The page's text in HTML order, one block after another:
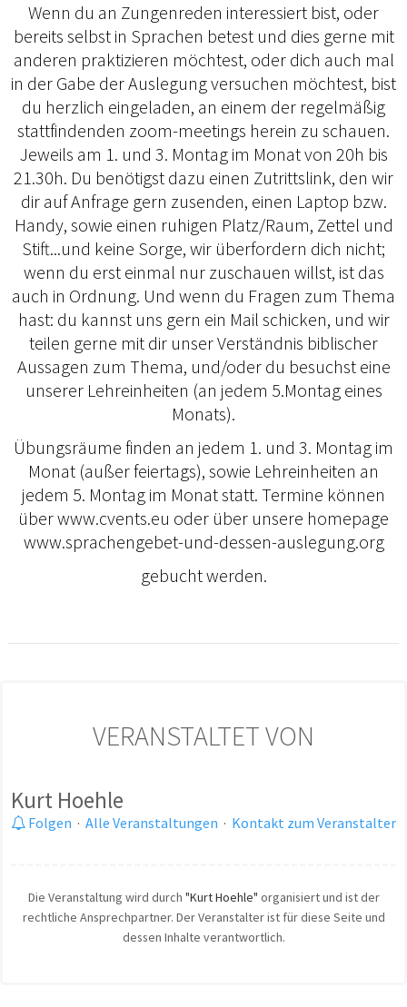
Wenn du an Zungenreden interessiert bist, oder
bereits selbst in Sprachen betest und dies gerne mit
anderen praktizieren möchtest, oder dich auch mal
in der Gabe der Auslegung versuchen möchtest, bist
du herzlich eingeladen, an einem der regelmäßig
stattfindenden zoom-meetings herein zu schauen.
Jeweils am 1. und 3. Montag im Monat von 20h bis
21.30h. Du benötigst dazu einen Zutrittslink, den wir
dir auf Anfrage gern zusenden, einen Laptop bzw.
Handy, sowie einen ruhigen Platz/Raum, Zettel und
Stift...und keine Sorge, wir überfordern dich nicht;
wenn du erst einmal nur zuschauen willst, ist das
auch in Ordnung. Und wenn du Fragen zum Thema
hast: du kannst uns gern ein Mail schicken, und wir
teilen gerne mit dir unser Verständnis biblischer
Aussagen zum Thema, und/oder du besuchst eine
unserer Lehreinheiten (an jedem 5.Montag eines
Monats).
Übungsräume finden an jedem 1. und 3. Montag im
Monat (außer feiertags), sowie Lehreinheiten an
jedem 5. Montag im Monat statt. Termine können
über www.cvents.eu oder über unsere homepage
www.sprachengebet-und-dessen-auslegung.org
gebucht werden.
VERANSTALTET VON
Kurt Hoehle
Folgen · Alle Veranstaltungen · Kontakt zum Veranstalter
Die Veranstaltung wird durch "Kurt Hoehle" organisiert und ist der
rechtliche Ansprechpartner. Der Veranstalter ist für diese Seite und
dessen Inhalte verantwortlich.